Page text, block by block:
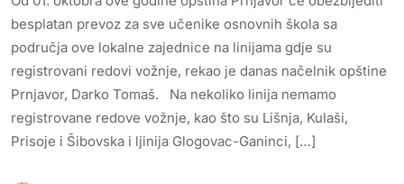
besplatan prevoz za sve učenike osnovnih škola sa
područja ove lokalne zajednice na linijama gdje su
registrovani redovi vožnje, rekao je danas načelnik opštine
Prnjavor, Darko Tomaš. Na nekoliko linija nemamo
registrovane redove vožnje, kao što su Lišnja, Kulaši,
Prisoje i Šibovska i ljinija Glogovac-Ganinci, […]